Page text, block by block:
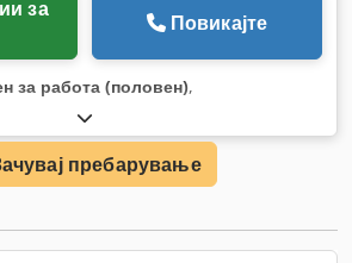
Повикајте
за работа (половен),
пребарување